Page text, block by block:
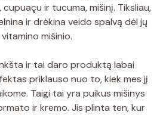
ir tucuma, mišinį. Tiksliau,
ir drėkina veido spalvą dėl jų
mišinio.
ir tai daro produktą labai
priklauso nuo to, kiek mes jį
Taigi tai yra puikus mišinys
ir kremo. Jis plinta ten, kur